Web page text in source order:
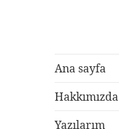
Ana sayfa
Hakkımızda
Yazılarım